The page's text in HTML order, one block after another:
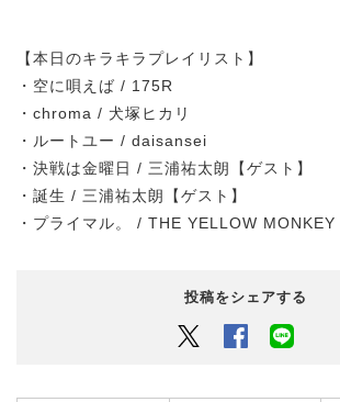
【本日のキラキラプレイリスト】
・空に唄えば / 175R
・chroma / 犬塚ヒカリ
・ルートユー / daisansei
・決戦は金曜日 / 三浦祐太朗【ゲスト】
・誕生 / 三浦祐太朗【ゲスト】
・プライマル。 / THE YELLOW MONKEY
投稿をシェアする
Twitter Facebook